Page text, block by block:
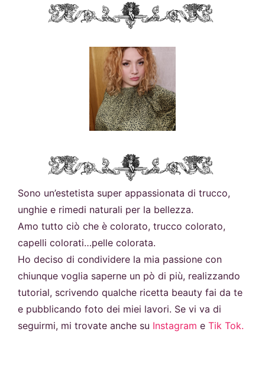
Sono un’estetista super appassionata di trucco,
unghie e rimedi naturali per la bellezza.
Amo tutto ciò che è colorato, trucco colorato,
capelli colorati…pelle colorata.
Ho deciso di condividere la mia passione con
chiunque voglia saperne un pò di più, realizzando
tutorial, scrivendo qualche ricetta beauty fai da te
e pubblicando foto dei miei lavori. Se vi va di
seguirmi, mi trovate anche su Instagram e Tik Tok.